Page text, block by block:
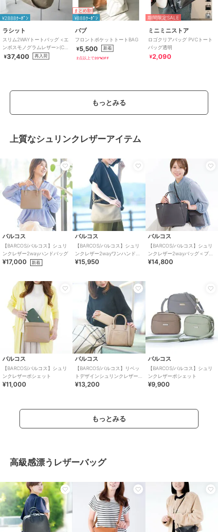
¥2888ｸｰﾎﾟﾝ
ラシット
スリム2WAYトートバッグ <エ
ンボスモノグラムレザー>(CE-
1611)
¥37,400 再入荷
まとめ割
¥888ｸｰﾎﾟﾝ
バブ
フロントポケットトートBAG
¥5,500 新着
2点以上で20%OFF
期間限定SALE
ミニミニストア
ロゴクリアバッグ PVCトート
バッグ透明
¥2,090
もっとみる
上質なシュリンクレザーアイテム
バルコス
【BARCOS/バルコス】シュリ
ンクレザー2wayハンドバッグ
¥17,000 新着
バルコス
【BARCOS/バルコス】シュリ
ンクレザー2wayワンハンドバ
ッグ
¥15,950
バルコス
【BARCOS/バルコス】シュリ
ンクレザー2wayバッグ＜プレ
ミアム4点セット＞
¥14,800
バルコス
【BARCOS/バルコス】シュリ
ンクレザーポシェット
¥11,000
バルコス
【BARCOS/バルコス】リベッ
トデザインシュリンクレザー
2wayハンドバッグ＆長財布セ
¥13,200
バルコス
【BARCOS/バルコス】シュリ
ンクレザーポシェット
¥9,900
もっとみる
高級感漂うレザーバッグ